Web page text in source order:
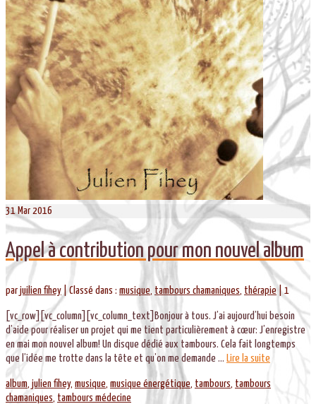
31Mar 2016
Appel à contribution pour mon nouvel album
par juilien fihey | Classé dans : musique, tambours chamaniques, thérapie | 1
[vc_row][vc_column][vc_column_text]Bonjour à tous. J’ai aujourd’hui besoin
d’aide pour réaliser un projet qui me tient particulièrement à cœur: J’enregistre
en mai mon nouvel album! Un disque dédié aux tambours. Cela fait longtemps
que l’idée me trotte dans la tête et qu’on me demande … Lire la suite­­
album, julien fihey, musique, musique énergétique, tambours, tambours
chamaniques, tambours médecine